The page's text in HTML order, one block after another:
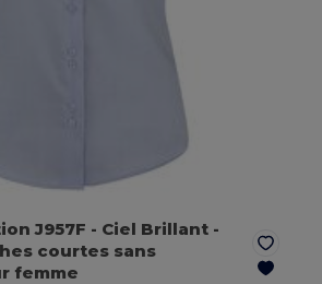
J957F - Ciel Brillant -
courtes sans
femme